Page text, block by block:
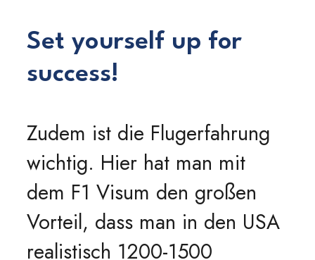
Set yourself up for
success!
Zudem ist die Flugerfahrung
wichtig. Hier hat man mit
dem F1 Visum den großen
Vorteil, dass man in den USA
realistisch 1200-1500